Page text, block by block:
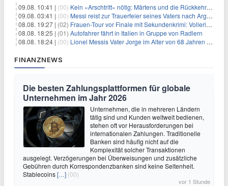
09.08. 10:41 | (00) Kein «Arschtritt» nötig: Märtens und die Rückkehr nach Paris
09.08. 03:41 | (00) Messi reist zur Trauerfeier seines Vaters nach Argentinien
08.08. 19:27 | (02) Frauen-Tour vor Finale mit Sekundenkrimi: Vollering in Gelb
08.08. 18:25 | (01) Autofahrer fährt in Italien in Gruppe von Radlern
08.08. 18:24 | (00) Lionel Messis Vater Jorge im Alter von 68 Jahren gestorben
FINANZNEWS
Die besten Zahlungsplattformen für globale
Unternehmen im Jahr 2026
Unternehmen, die in mehreren Ländern
tätig sind und Kunden weltweit bedienen,
stehen oft vor Herausforderungen bei
internationalen Zahlungen. Traditionelle
Banken sind häufig nicht auf die
Komplexität solcher Transaktionen
ausgelegt. Verzögerungen bei Überweisungen und zusätzliche
Gebühren durch Korrespondenzbanken sind keine Seltenheit.
Stablecoins[…] (00)
vor 1 Stunde